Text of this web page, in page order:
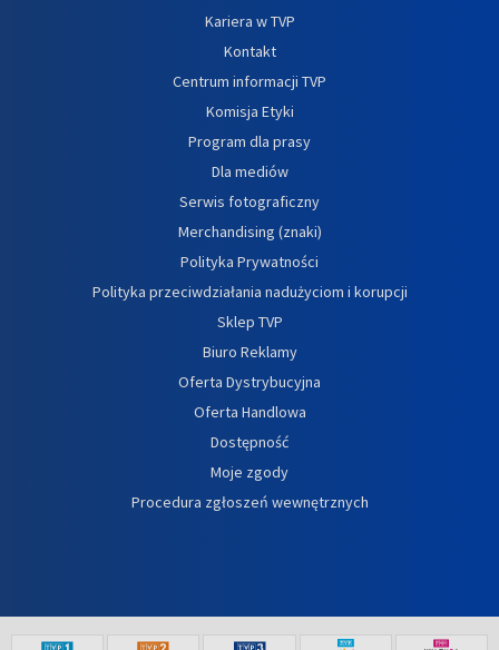
Kariera w TVP
Kontakt
Centrum informacji TVP
Komisja Etyki
Program dla prasy
Dla mediów
Serwis fotograficzny
Merchandising (znaki)
Polityka Prywatności
Polityka przeciwdziałania nadużyciom i korupcji
Sklep TVP
Biuro Reklamy
Oferta Dystrybucyjna
Oferta Handlowa
Dostępność
Moje zgody
Procedura zgłoszeń wewnętrznych